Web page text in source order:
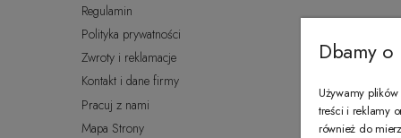
Regulamin
Polityka prywatności
Zwroty i reklamacje
Kontakt i dane firmy
Pracuj z nami
Mapa Strony
Dbamy
Używamy
treści i reklamy
również do